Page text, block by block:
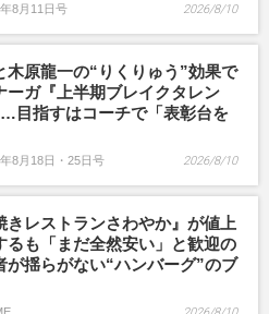
8月11日号 2026/8/10
木原龍一の“りくりゅう”効果で
ーガ『上半期ブレイクタレン
…目指すはコーチで「表彰台を
8月18日・25日号 2026/8/10
きレストランさわやか』が値上
るも「まだ全然安い」と歓迎の
が揺らがない“ハンバーグ”のブ